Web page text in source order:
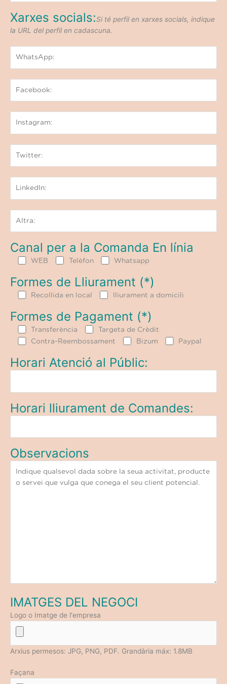
Xarxes socials:Si té perfil en xarxes socials, indique
la URL del perfil en cadascuna.
Canal per a la Comanda En línia
WEB Telèfon Whatsapp
Formes de Lliurament (*)
Recollida en local lliurament a domicili
Formes de Pagament (*)
Transferència
Targeta de Crèdit
Contra-Reembossament
Bizum Paypal
Horari Atenció al Públic:
Horari lliurament de Comandes:
Observacions
IMATGES DEL NEGOCI
Logo o Imatge de l'empresa
Arxius permesos: JPG, PNG, PDF. Grandària máx: 1.8MB
Façana